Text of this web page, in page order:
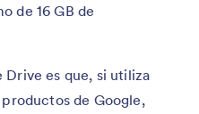
de 16 GB de
Drive es que, si utiliza
de Google,